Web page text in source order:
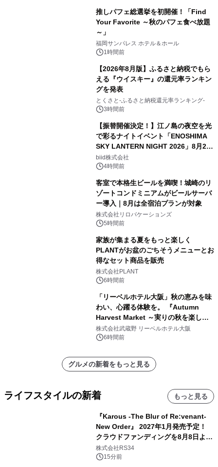
推しパフェ総選挙を初開催！「Find
Your Favorite ～秋のパフェ食べ放題
～」
福岡サンパレス ホテル＆ホール
1時間前
【2026年8月版】ふるさと納税でもら
える『ウイスキー』の還元率ランキン
グを発表
とくさと-ふるさと納税還元率ランキング-
3時間前
【振替開催決定！】江ノ島の夜空を光
で彩るナイトイベント「ENOSHIMA
SKY LANTERN NIGHT 2026」8月22
日(土)振替開催＆受付スタート！
biid株式会社
4時間前
客室で本格生ビールを満喫！城崎のリ
ゾートコンドミニアムがビールサーバ
ー導入｜8月は全宿泊プランが対象
株式会社リロバケーションズ
5時間前
家族が集まる夏をもっと楽しく
PLANTがお盆のごちそうメニューとお
得なセット商品を販売
株式会社PLANT
6時間前
「リーベルホテル大阪」秋の恵みを味
わい、心躍る体験を。 『Autumn
Harvest Market ～実りの秋を楽しむ
ディナー&スイーツビュッフェ～』を9
月18日より開催！
株式会社武蔵野 リーベルホテル大阪
6時間前
グルメの新着をもっと見る
ライフスタイルの新着 もっと見る
『Karous -The Blur of Re:venant-
New Order』 2027年1月発売予定！
クラウドファンディングを8月8日より
開始
株式会社RS34
15分前